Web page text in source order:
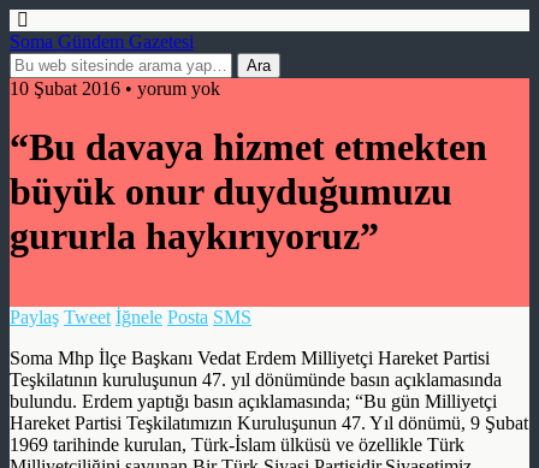
Soma Gündem Gazetesi
10 Şubat 2016 • yorum yok
“Bu davaya hizmet etmekten
büyük onur duyduğumuzu
gururla haykırıyoruz”
Paylaş Tweet İğnele Posta SMS
Soma Mhp İlçe Başkanı Vedat Erdem Milliyetçi Hareket Partisi
Teşkilatının kuruluşunun 47. yıl dönümünde basın açıklamasında
bulundu. Erdem yaptığı basın açıklamasında; “Bu gün Milliyetçi
Hareket Partisi Teşkilatımızın Kuruluşunun 47. Yıl dönümü, 9 Şubat
1969 tarihinde kurulan, Türk-İslam ülküsü ve özellikle Türk